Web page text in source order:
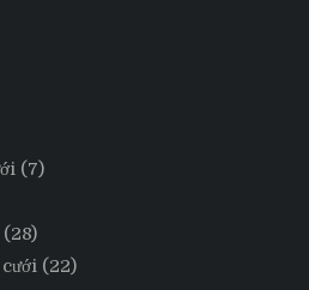
(7)
(28)
(22)